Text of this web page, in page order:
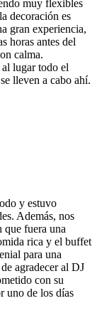
muy flexibles
decoración es
gran experiencia,
horas antes del
calma.
lugar todo el
lleven a cabo ahí.
y estuvo
Además, nos
que fuera una
rica y el buffet
para una
agradecer al DJ
con su
uno de los días